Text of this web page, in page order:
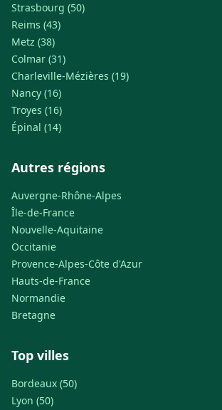
Strasbourg (50)
Reims (43)
Metz (38)
Colmar (31)
Charleville-Mézières (19)
Nancy (16)
Troyes (16)
Épinal (14)
Autres régions
Auvergne-Rhône-Alpes
Île-de-France
Nouvelle-Aquitaine
Occitanie
Provence-Alpes-Côte d'Azur
Hauts-de-France
Normandie
Bretagne
Top villes
Bordeaux (50)
Lyon (50)